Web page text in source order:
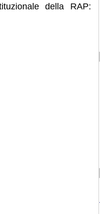
della RAP: